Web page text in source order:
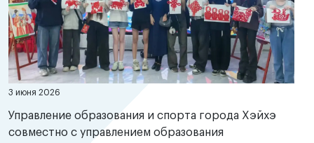
3 июня 2026
Управление образования и спорта города Хэйхэ
совместно с управлением образования